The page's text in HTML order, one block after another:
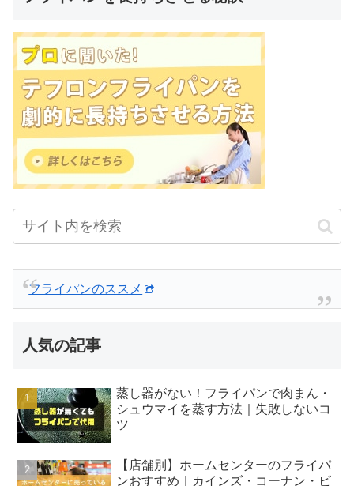
フライパンのススメ
人気の記事
蒸し器がない！フライパンで肉まん・
シュウマイを蒸す方法｜失敗しないコ
ツ
【店舗別】ホームセンターのフライパ
ンおすすめ｜カインズ・コーナン・ビ